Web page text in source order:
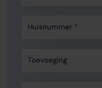
Huisnummer *
Toevoeging